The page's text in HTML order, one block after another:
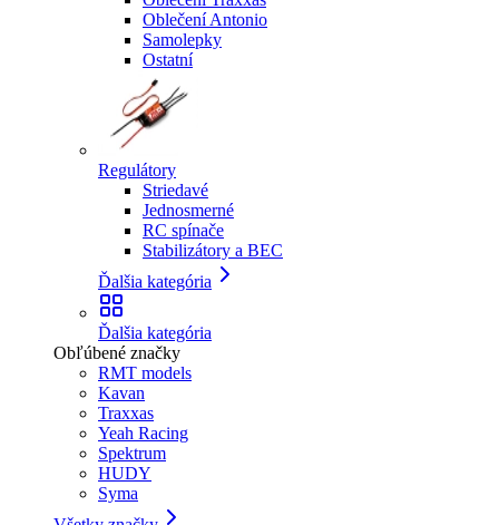
Oblečení Antonio
Samolepky
Ostatní
Regulátory
Striedavé
Jednosmerné
RC spínače
Stabilizátory a BEC
Ďalšia kategória
Ďalšia kategória
Obľúbené značky
RMT models
Kavan
Traxxas
Yeah Racing
Spektrum
HUDY
Syma